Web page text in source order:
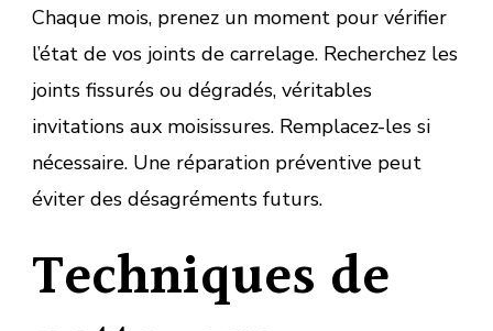
Chaque mois, prenez un moment pour vérifier
l’état de vos joints de carrelage. Recherchez les
joints fissurés ou dégradés, véritables
invitations aux moisissures. Remplacez-les si
nécessaire. Une réparation préventive peut
éviter des désagréments futurs.
Techniques de